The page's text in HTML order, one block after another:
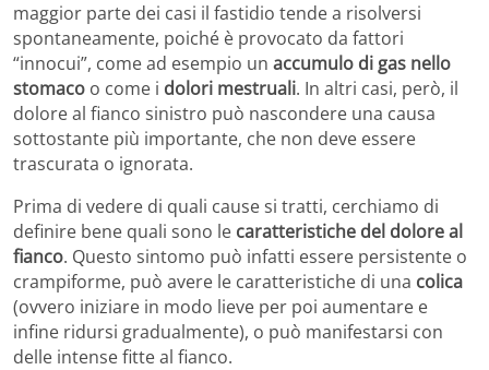
maggior parte dei casi il fastidio tende a risolversi
spontaneamente, poiché è provocato da fattori
“innocui”, come ad esempio un accumulo di gas nello
stomaco o come i dolori mestruali. In altri casi, però, il
dolore al fianco sinistro può nascondere una causa
sottostante più importante, che non deve essere
trascurata o ignorata.
Prima di vedere di quali cause si tratti, cerchiamo di
definire bene quali sono le caratteristiche del dolore al
fianco. Questo sintomo può infatti essere persistente o
crampiforme, può avere le caratteristiche di una colica
(ovvero iniziare in modo lieve per poi aumentare e
infine ridursi gradualmente), o può manifestarsi con
delle intense fitte al fianco.